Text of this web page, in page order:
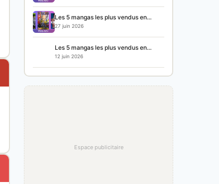
Les 5 mangas les plus vendus en…
27 juin 2026
Les 5 mangas les plus vendus en…
12 juin 2026
Espace publicitaire